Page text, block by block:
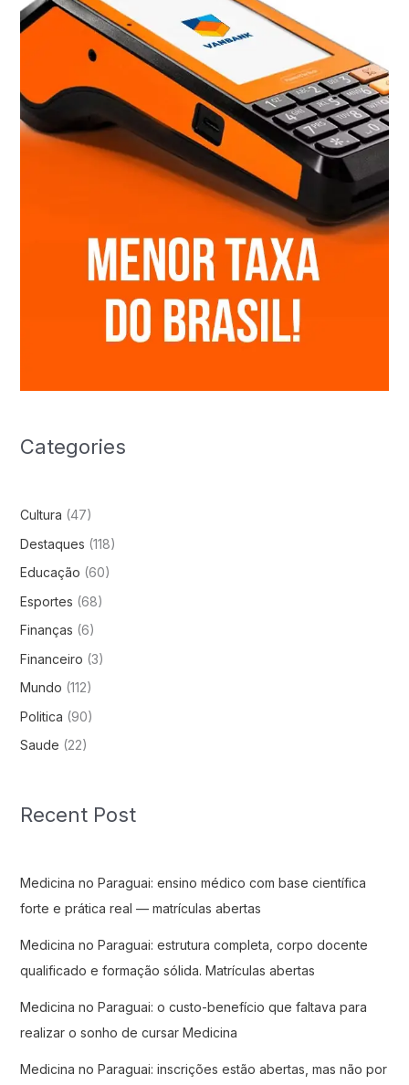
Categories
Cultura (47)
Destaques (118)
Educação (60)
Esportes (68)
Finanças (6)
Financeiro (3)
Mundo (112)
Politica (90)
Saude (22)
Recent Post
Medicina no Paraguai: ensino médico com base científica
forte e prática real — matrículas abertas
Medicina no Paraguai: estrutura completa, corpo docente
qualificado e formação sólida. Matrículas abertas
Medicina no Paraguai: o custo-benefício que faltava para
realizar o sonho de cursar Medicina
Medicina no Paraguai: inscrições estão abertas, mas não por